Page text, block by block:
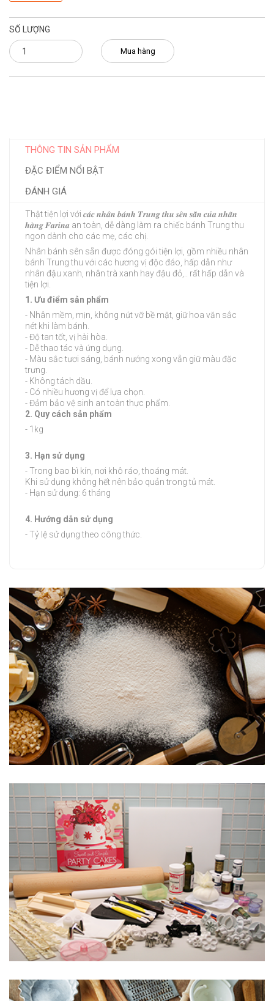
SỐ LƯỢNG
Mua hàng
THÔNG TIN SẢN PHẨM
ĐẶC ĐIỂM NỔI BẬT
ĐÁNH GIÁ
Thật tiện lợi với 𝒄𝒂́𝒄 𝒏𝒉𝒂̂𝒏 𝒃𝒂́𝒏𝒉 𝑻𝒓𝒖𝒏𝒈 𝒕𝒉𝒖 𝒔𝒆̂𝒏 𝒔𝒂̆̃𝒏 𝒄𝒖̉𝒂 𝒏𝒉𝒂̃𝒏
𝒉𝒂̀𝒏𝒈 𝑭𝒂𝒓𝒊𝒏𝒂 an toàn, dễ dàng làm ra chiếc bánh Trung thu
ngon dành cho các mẹ, các chị.
Nhân bánh sên sẵn được đóng gói tiện lợi, gồm nhiều nhân
bánh Trung thu với các hương vị độc đáo, hấp dẫn như
nhân đậu xanh, nhân trà xanh hay đậu đỏ,.. rất hấp dẫn và
tiện lợi.
1. Ưu điểm sản phẩm
- Nhân mềm, mịn, không nứt vỡ bề mặt, giữ hoa văn sắc
nét khi làm bánh.
- Độ tan tốt, vị hài hòa.
- Dễ thao tác và ứng dụng.
- Màu sắc tươi sáng, bánh nướng xong vẫn giữ màu đặc
trưng.
- Không tách dầu.
- Có nhiều hương vị để lựa chọn.
- Đảm bảo vệ sinh an toàn thực phẩm.
2. Quy cách sản phẩm
- 1kg
3. Hạn sử dụng
- Trong bao bì kín, nơi khô ráo, thoáng mát.
Khi sử dụng không hết nên bảo quản trong tủ mát.
- Hạn sử dụng: 6 tháng
4. Hướng dẫn sử dụng
- Tỷ lệ sử dụng theo công thức.